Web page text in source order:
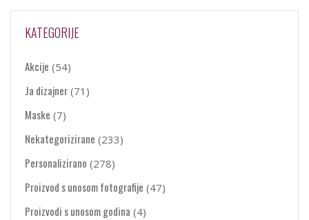
KATEGORIJE
Akcije (54)
Ja dizajner (71)
Maske (7)
Nekategorizirane (233)
Personalizirano (278)
Proizvod s unosom fotografije (47)
Proizvodi s unosom godina (4)